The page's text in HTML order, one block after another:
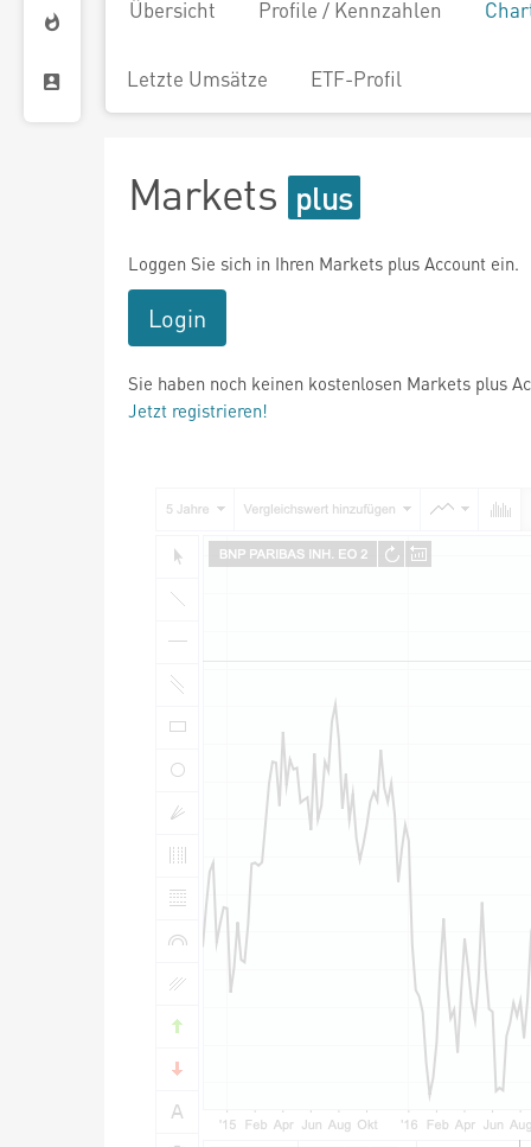
Übersicht Profile / Kennzahlen
Letzte Umsätze ETF-Profil
Markets
Loggen Sie sich in Ihren Markets plus Account ein.
Login
Sie haben noch keinen kostenlosen Markets plus
Jetzt registrieren!